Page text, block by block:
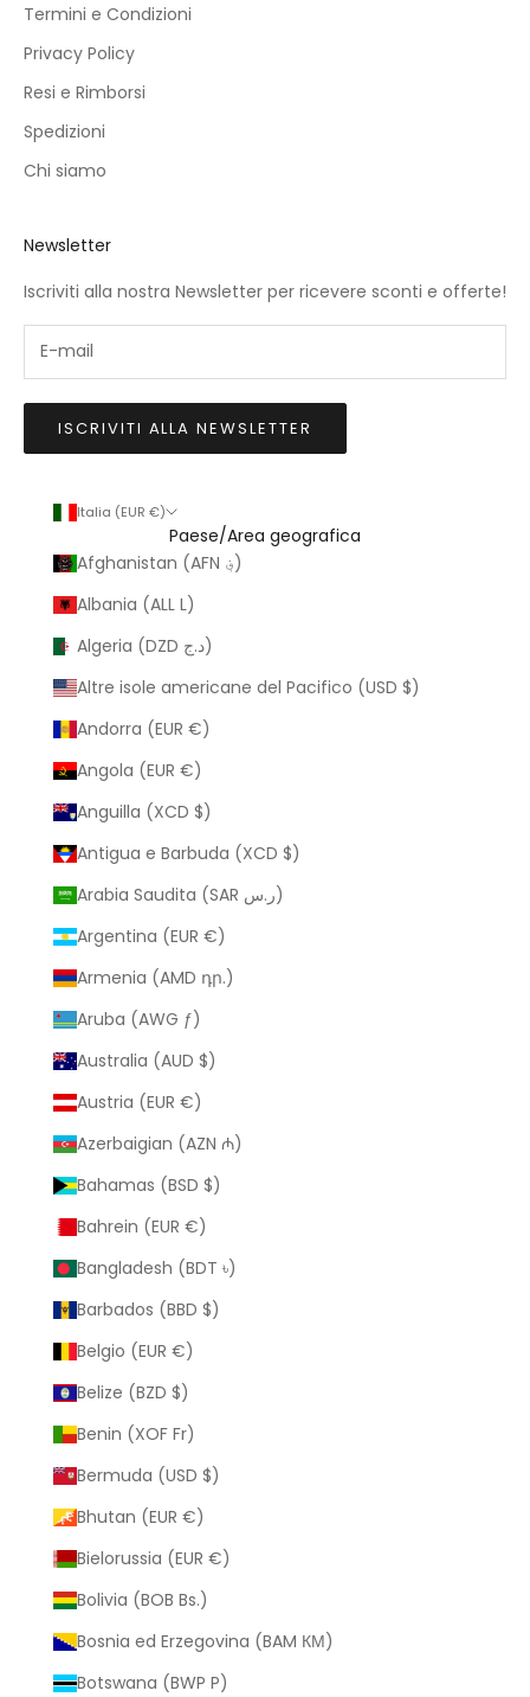
Termini e Condizioni
Privacy Policy
Resi e Rimborsi
Spedizioni
Chi siamo
Newsletter
Iscriviti alla nostra Newsletter per ricevere sconti e offerte!
ISCRIVITI ALLA NEWSLETTER
Italia (EUR €)
Paese/Area geografica
Afghanistan (AFN ؋)
Albania (ALL L)
Algeria (DZD د.ج)
Altre isole americane del Pacifico (USD $)
Andorra (EUR €)
Angola (EUR €)
Anguilla (XCD $)
Antigua e Barbuda (XCD $)
Arabia Saudita (SAR ر.س)
Argentina (EUR €)
Armenia (AMD դր.)
Aruba (AWG ƒ)
Australia (AUD $)
Austria (EUR €)
Azerbaigian (AZN ₼)
Bahamas (BSD $)
Bahrein (EUR €)
Bangladesh (BDT ৳)
Barbados (BBD $)
Belgio (EUR €)
Belize (BZD $)
Benin (XOF Fr)
Bermuda (USD $)
Bhutan (EUR €)
Bielorussia (EUR €)
Bolivia (BOB Bs.)
Bosnia ed Erzegovina (BAM КМ)
Botswana (BWP P)